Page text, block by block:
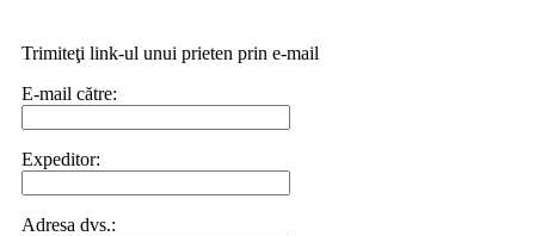
Trimiteţi link-ul unui prieten prin e-mail
E-mail către:
Expeditor:
Adresa dvs.: